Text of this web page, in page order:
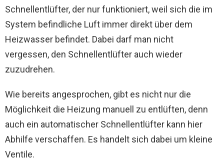
Schnellentlüfter, der nur funktioniert, weil sich die im
System befindliche Luft immer direkt über dem
Heizwasser befindet. Dabei darf man nicht
vergessen, den Schnellentlüfter auch wieder
zuzudrehen.
Wie bereits angesprochen, gibt es nicht nur die
Möglichkeit die Heizung manuell zu entlüften, denn
auch ein automatischer Schnellentlüfter kann hier
Abhilfe verschaffen. Es handelt sich dabei um kleine
Ventile.